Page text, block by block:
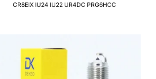
CR8EIX IU24 IU22 UR4DC PRG6HCC